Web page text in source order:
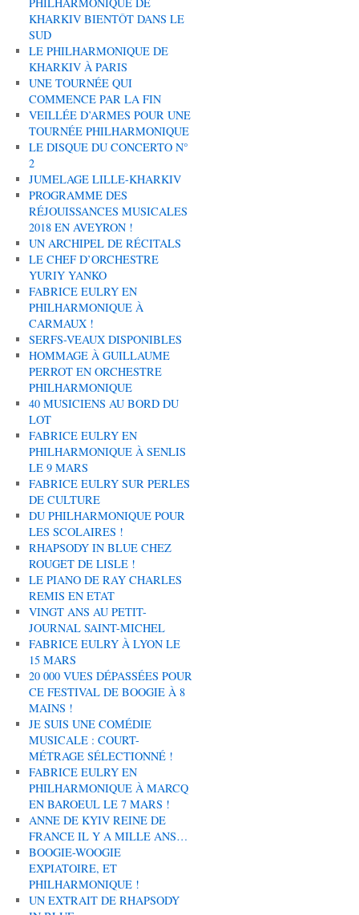
KHARKIV BIENTÔT DANS LE
SUD
LE PHILHARMONIQUE DE
KHARKIV À PARIS
UNE TOURNÉE QUI
COMMENCE PAR LA FIN
VEILLÉE D’ARMES POUR UNE
TOURNÉE PHILHARMONIQUE
LE DISQUE DU CONCERTO N°
2
JUMELAGE LILLE-KHARKIV
PROGRAMME DES
RÉJOUISSANCES MUSICALES
2018 EN AVEYRON !
UN ARCHIPEL DE RÉCITALS
LE CHEF D’ORCHESTRE
YURIY YANKO
FABRICE EULRY EN
PHILHARMONIQUE À
CARMAUX !
SERFS-VEAUX DISPONIBLES
HOMMAGE À GUILLAUME
PERROT EN ORCHESTRE
PHILHARMONIQUE
40 MUSICIENS AU BORD DU
LOT
FABRICE EULRY EN
PHILHARMONIQUE À SENLIS
LE 9 MARS
FABRICE EULRY SUR PERLES
DE CULTURE
DU PHILHARMONIQUE POUR
LES SCOLAIRES !
RHAPSODY IN BLUE CHEZ
ROUGET DE LISLE !
LE PIANO DE RAY CHARLES
REMIS EN ETAT
VINGT ANS AU PETIT-
JOURNAL SAINT-MICHEL
FABRICE EULRY À LYON LE
15 MARS
20 000 VUES DÉPASSÉES POUR
CE FESTIVAL DE BOOGIE À 8
MAINS !
JE SUIS UNE COMÉDIE
MUSICALE : COURT-
MÉTRAGE SÉLECTIONNÉ !
FABRICE EULRY EN
PHILHARMONIQUE À MARCQ
EN BAROEUL LE 7 MARS !
ANNE DE KYIV REINE DE
FRANCE IL Y A MILLE ANS…
BOOGIE-WOOGIE
EXPIATOIRE, ET
PHILHARMONIQUE !
UN EXTRAIT DE RHAPSODY